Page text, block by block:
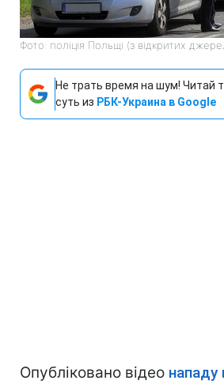
Фото: поліція Польщі (з відкритих
Не трать время на шум! Читай
суть из РБК-Украина в Google
Опубліковано відео нападу